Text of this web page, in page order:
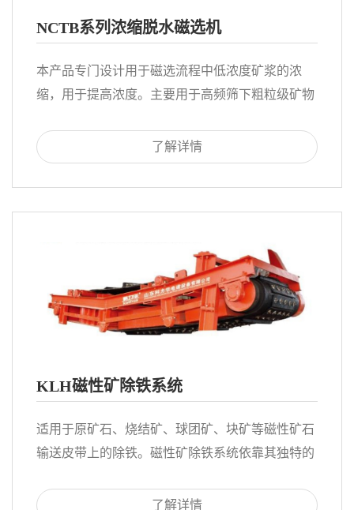
NCTB系列浓缩脱水磁选机
本产品专门设计用于磁选流程中低浓度矿浆的浓
缩，用于提高浓度。主要用于高频筛下粗粒级矿物
了解详情
KLH磁性矿除铁系统
适用于原矿石、烧结矿、球团矿、块矿等磁性矿石
输送皮带上的除铁。磁性矿除铁系统依靠其独特的
杂物以带矿量最少的方式从磁性矿物料中吸除，达
了解详情